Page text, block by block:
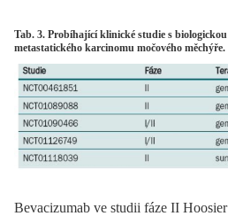
Tab. 3. Probíhající klinické studie s
metastatického karcinomu močového měchýře.
Bevacizumab ve studii fáze II